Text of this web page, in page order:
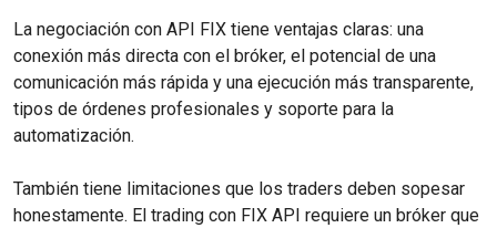
La negociación con API FIX tiene ventajas claras: una
conexión más directa con el bróker, el potencial de una
comunicación más rápida y una ejecución más transparente,
tipos de órdenes profesionales y soporte para la
automatización.
También tiene limitaciones que los traders deben sopesar
honestamente. El trading con FIX API requiere un bróker que